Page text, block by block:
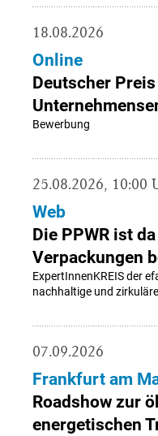
18.08.2026
Online
Deutscher
Bewerbung
25.08.2026, 10:00
Web
Die PPWR ist
Verpackungen
ExpertInnenKREIS der
nachhaltige und
07.09.2026
Frankfurt am
Roadshow zur
energetischen